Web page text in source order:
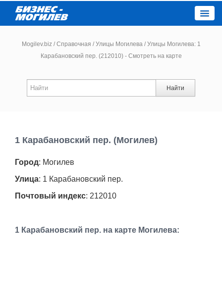
Новости
Афиша
Транспорт
Mogilev.biz / Справочная / Улицы Могилева /Улицы Могилева: 1
Карабановский пер. (212010) - Смотреть на карте
Найти
1 Карабановский пер. (Могилев)
Город: Могилев
Улица: 1 Карабановский пер.
Почтовый индекс: 212010
1 Карабановский пер. на карте Могилева: